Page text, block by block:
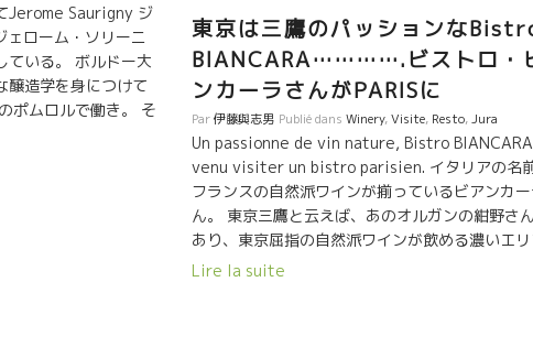
としての生き方の哲学が大切な時代がやって来た
る。 利益至上主義のビジネスの仕組みに流れてい
この自然派の流れの“純”な大切な部分が無くなっ
だろう。 どのワインを、誰から買って、誰に売っ
んな風に提供していくか、どんな風に飲まれてい
大切な時代が到来している。 自分のところに手に
えすればOKという考え方では、自然派の大切な
われていくだろう。 これからが面白いし、遠くを
ら醸造家、販売者、飲む人達がハッピーになる
ムを築きたい。
Jerome Saurigny ジ
ェローム・ソリーニ
ている。 ボルドー大
醸造学を身につけて
ポムロルで働き。 そ
ュヴァル・ブラン
東京は三鷹のパッションな
BIANCARA………….ビストロ・
ンカーラさんがPARISに
Par伊藤與志男 Publié dans Winery,Visite, Resto,Jura
Un passionne de vin nature, Bistro
venu visiter un bistro parisien. イタリアの名
フランスの自然派ワインが揃っているビアンカー
ん。 東京三鷹と云えば、あのオルガンの紺野さ
あり、東京屈指の自然派ワインが飲める濃いエ
ープンして６年、初めてのフランスツアー。 昨日
Lire la suite